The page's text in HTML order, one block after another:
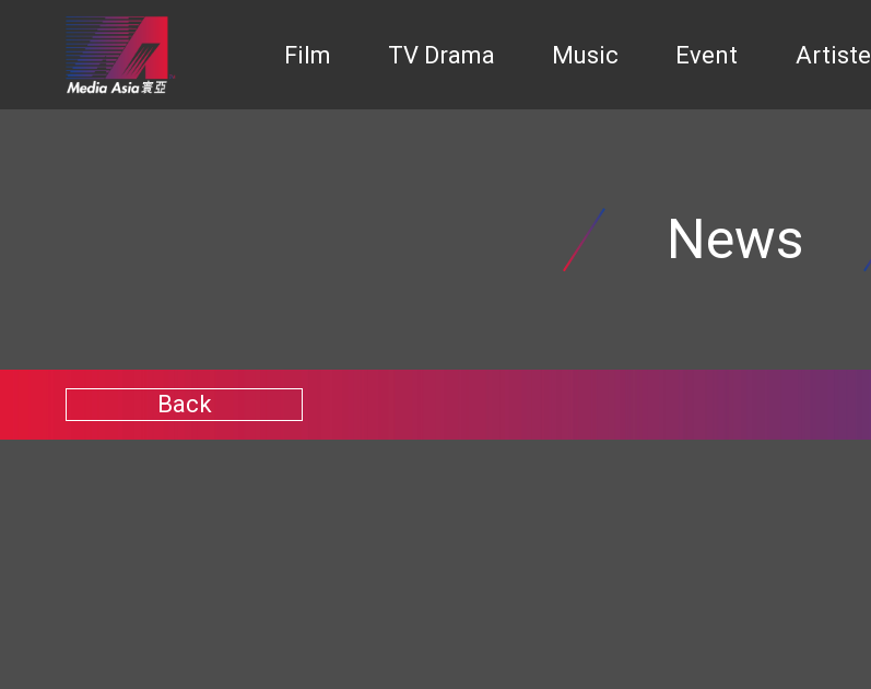
Film TV Drama Music Event Artiste
News
Back